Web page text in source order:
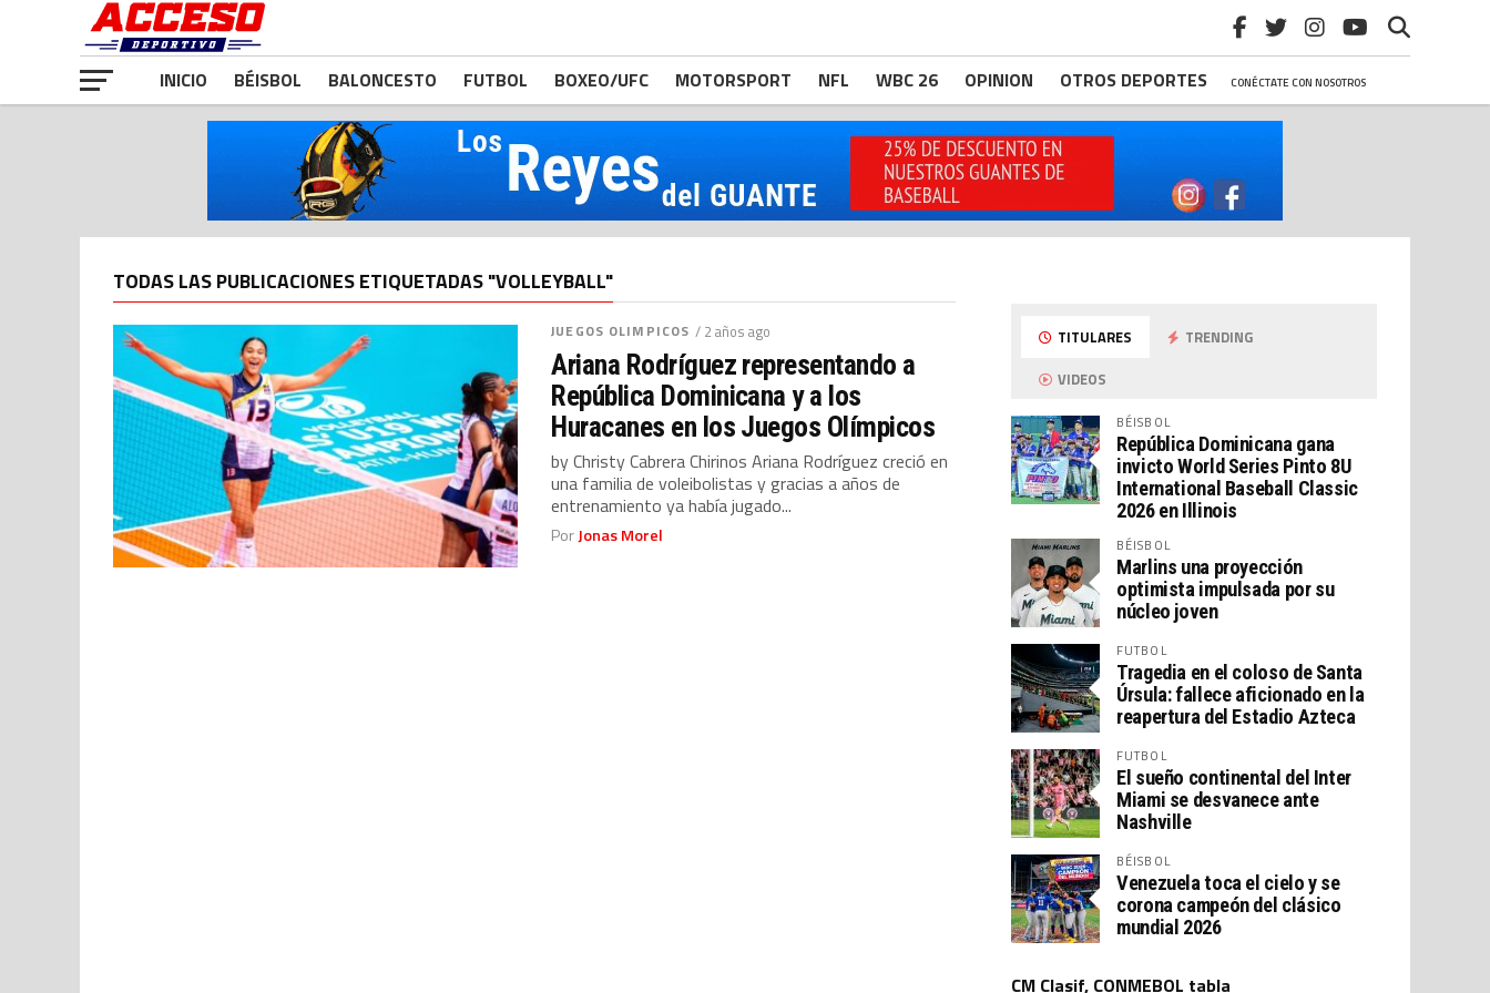
CONÉCTATE CON NOSOTROS
INICIO BÉISBOL BALONCESTO FUTBOL BOXEO/UFC MOTORSPORT NFL WBC 26 OPINION OTROS DEPORTES
TODAS LAS PUBLICACIONES ETIQUETADAS "VOLLEYBALL"
JUEGOS OLIMPICOS / 2 años ago
Ariana Rodríguez representando a
República Dominicana y a los
Huracanes en los Juegos Olímpicos
by Christy Cabrera Chirinos Ariana Rodríguez creció en
una familia de voleibolistas y gracias a años de
entrenamiento ya había jugado...
PorJonas Morel
TITULARES
TRENDING
VIDEOS
BÉISBOL
República Dominicana gana
invicto World Series Pinto 8U
International Baseball Classic
2026 en Illinois
BÉISBOL
Marlins una proyección
optimista impulsada por su
núcleo joven
FUTBOL
Tragedia en el coloso de Santa
Úrsula: fallece aficionado en la
reapertura del Estadio Azteca
FUTBOL
El sueño continental del Inter
Miami se desvanece ante
Nashville
BÉISBOL
Venezuela toca el cielo y se
corona campeón del clásico
mundial 2026
CM Clasif, CONMEBOL tabla